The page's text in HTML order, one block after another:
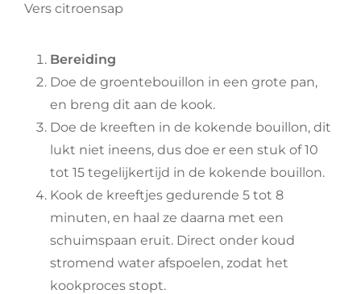
Vers citroensap
Bereiding
Doe de groentebouillon in een grote pan,
en breng dit aan de kook.
Doe de kreeften in de kokende bouillon, dit
lukt niet ineens, dus doe er een stuk of 10
tot 15 tegelijkertijd in de kokende bouillon.
Kook de kreeftjes gedurende 5 tot 8
minuten, en haal ze daarna met een
schuimspaan eruit. Direct onder koud
stromend water afspoelen, zodat het
kookproces stopt.